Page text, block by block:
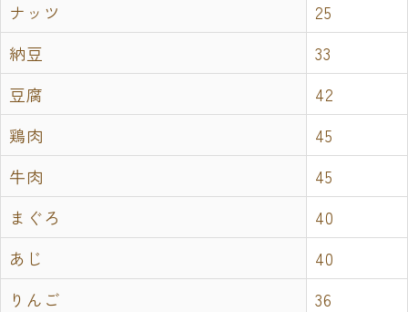
ナッツ
25
納豆
33
豆腐
42
鶏肉
45
牛肉
45
まぐろ
40
あじ
40
りんご
36